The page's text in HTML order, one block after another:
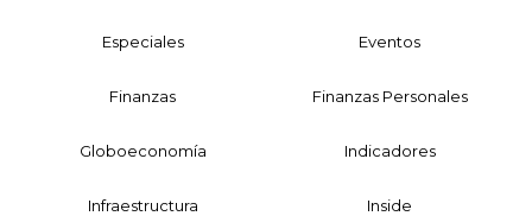
Especiales Eventos
Finanzas Finanzas Personales
Globoeconomía Indicadores
Infraestructura Inside